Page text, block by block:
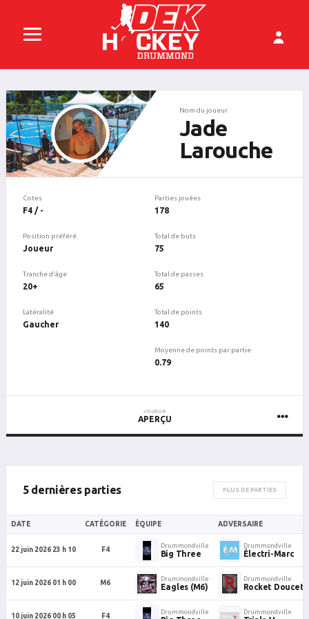
Nom du joueur
Jade
Larouche
Cotes
F4 / -
Position préféré
Joueur
Tranche d'âge
20+
Latéralité
Gaucher
Parties jouées
178
Total de buts
75
Total de passes
65
Total de points
140
Moyenne de points par partie
0.79
JOUEUR
APERÇU
5 dernières parties PLUS DE PARTIES
DATE CATÉGORIE ÉQUIPE ADVERSAIRE
22 juin 2026 23 h 10 F4
Drummondville
Big Three
Drummondville
Électri-Marc
12 juin 2026 01 h 00 M6
Drummondville
Eagles (M6)
Drummondville
Rocket Doucet
10 juin 2026 00 h 05 F4
Drummondville Drummondville